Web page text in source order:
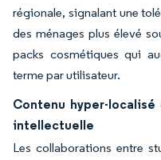
régionale, signalant une
des ménages plus élevé
packs cosmétiques qui
terme par utilisateur.
Contenu hyper-
intellectuelle
Les collaborations entre